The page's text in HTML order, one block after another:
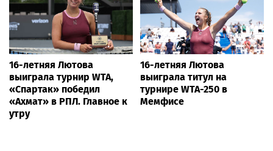
16-летняя Лютова
выиграла турнир WTA,
«Спартак» победил
«Ахмат» в РПЛ. Главное к
утру
16-летняя Лютова
выиграла титул на
турнире WTA-250 в
Мемфисе